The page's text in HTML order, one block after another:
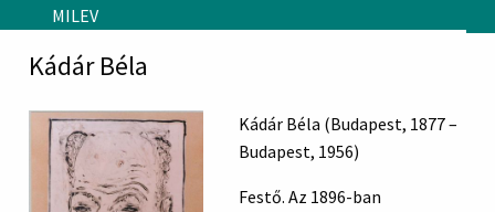
Skip to main content
MILEV
Kádár Béla
Kádár Béla (Budapest, 1877 –
Budapest, 1956)
Festő. Az 1896-ban